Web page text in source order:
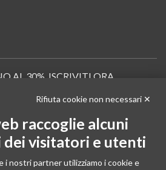
AL 30%. ISCRIVITI ORA.
le promozioni riservate ai professionisti e resta
Rifiuta cookie non necessari ✕
raccoglie alcuni
dei visitatori e utenti
i nostri partner utilizziamo i cookie e